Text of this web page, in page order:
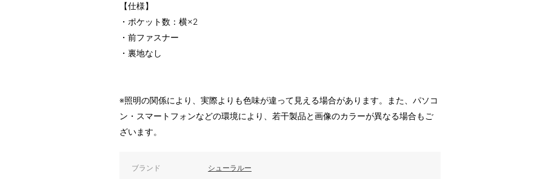
【仕様】
・ポケット数：横×2
・前ファスナー
・裏地なし
※照明の関係により、実際よりも色味が違って見える場合があります。また、パソコ
ン・スマートフォンなどの環境により、若干製品と画像のカラーが異なる場合もご
ざいます。
ブランド シューラルー